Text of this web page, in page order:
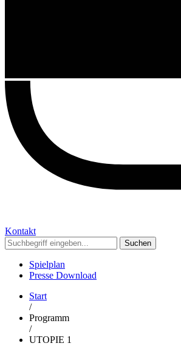
Kontakt
Suchen
Spielplan
Presse Download
Start
/
Programm
/
UTOPIE 1